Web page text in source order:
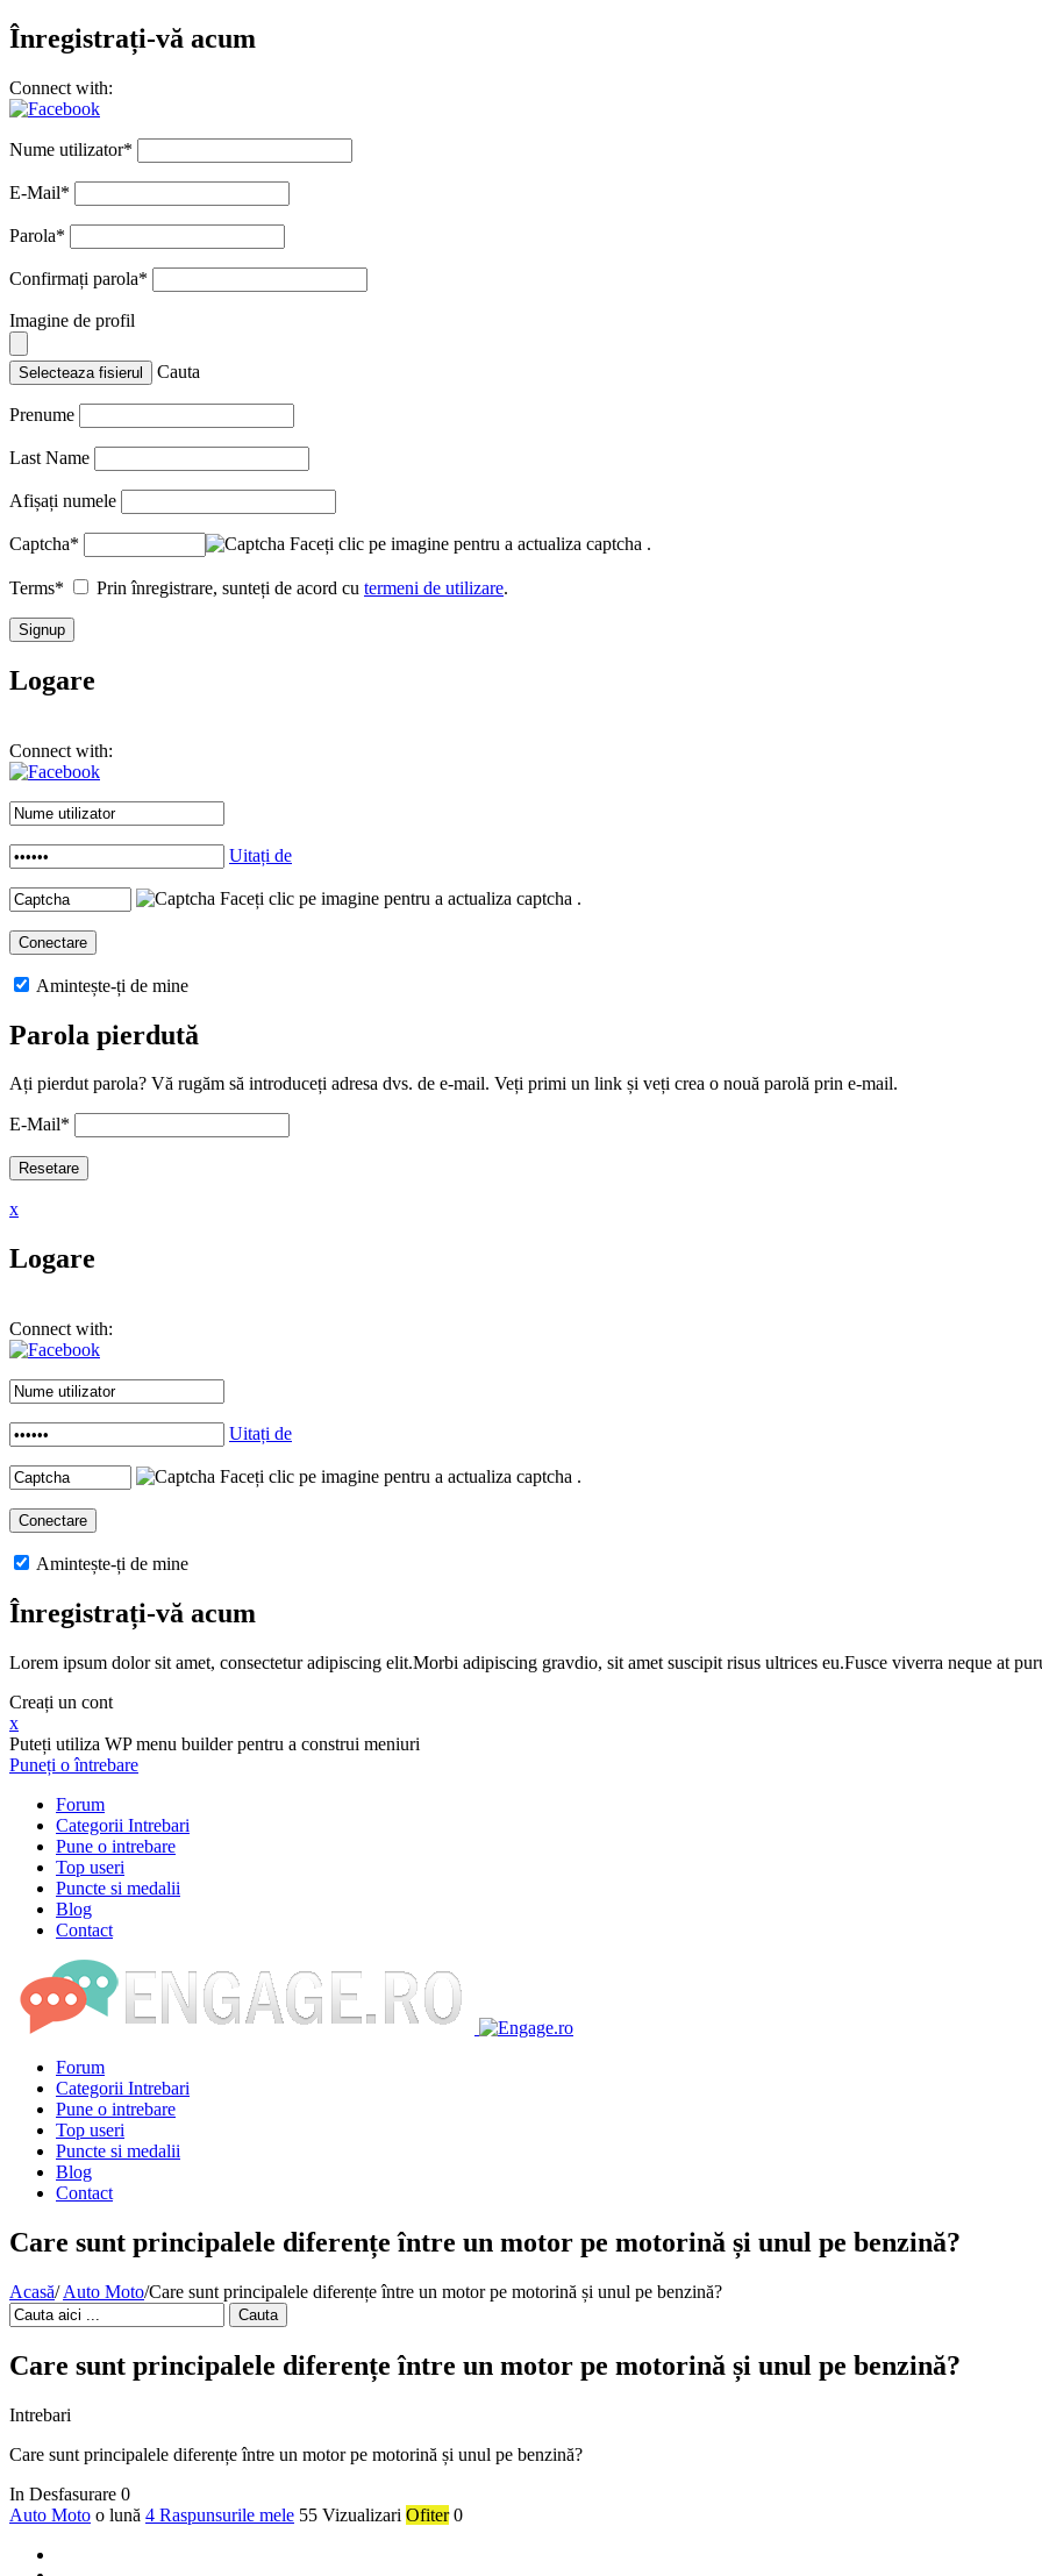
Înregistrați-vă acum
Connect with:
Nume utilizator*
E-Mail*
Parola*
Confirmați parola*
Imagine de profil
Selecteaza fisierul Cauta
Prenume
Last Name
Afișați numele
Captcha* Faceți clic pe imagine pentru a actualiza captcha .
Terms* Prin înregistrare, sunteți de acord cu termeni de utilizare.
Logare
Connect with:
Uitați de
Faceți clic pe imagine pentru a actualiza captcha .
Amintește-ți de mine
Parola pierdută
Ați pierdut parola? Vă rugăm să introduceți adresa dvs. de e-mail. Veți primi un link și veți crea o nouă parolă prin e-mail.
E-Mail*
x
Logare
Connect with:
Uitați de
Faceți clic pe imagine pentru a actualiza captcha .
Amintește-ți de mine
Înregistrați-vă acum
Lorem ipsum dolor sit amet, consectetur adipiscing elit.Morbi adipiscing gravdio, sit amet suscipit risus ultrices eu.Fusce viverra neque at
Creați un cont
x
Puteți utiliza WP menu builder pentru a construi meniuri
Puneți o întrebare
Forum
Categorii Intrebari
Pune o intrebare
Top useri
Puncte si medalii
Blog
Contact
Forum
Categorii Intrebari
Pune o intrebare
Top useri
Puncte si medalii
Blog
Contact
Care sunt principalele diferențe între un motor pe motorină și unul pe benzină?
Acasă/ Auto Moto/Care sunt principalele diferențe între un motor pe motorină și unul pe benzină?
Cauta
Care sunt principalele diferențe între un motor pe motorină și unul pe benzină?
Intrebari
Care sunt principalele diferențe între un motor pe motorină și unul pe benzină?
In Desfasurare 0
Auto Moto o lună 4 Raspunsurile mele 55 Vizualizari Ofiter 0